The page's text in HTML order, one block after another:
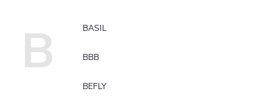
B BASIL
BBB
BEFLY